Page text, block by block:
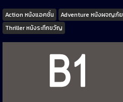
Tags
Action หนังแอคชั่น Adventure หนังผจญภัย
Thriller หนังระทึกขวัญ